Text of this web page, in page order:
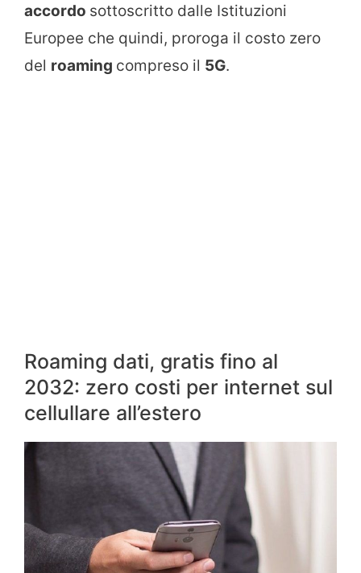
accordo sottoscritto dalle Istituzioni
Europee che quindi, proroga il costo zero
del roaming compreso il 5G.
Roaming dati, gratis fino al
2032: zero costi per internet sul
cellullare all’estero